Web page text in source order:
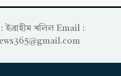
: ইব্রাহীম খলিল Email :